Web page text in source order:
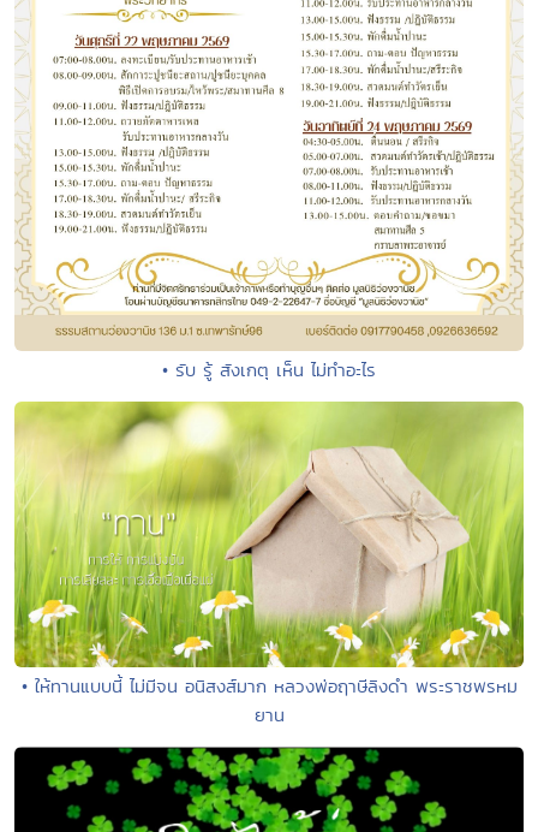
• รับ รู้ สังเกตุ เห็น ไม่ทำอะไร
• ให้ทานแบบนี้ ไม่มีจน อนิสงส์มาก หลวงพ่อฤาษีลิงดำ พระราชพรหม
ยาน